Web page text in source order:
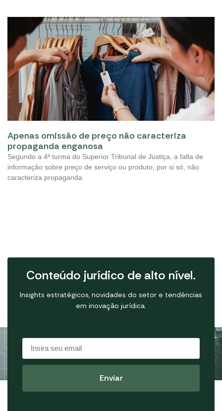
Apenas omissão de preço não caracteriza
propaganda enganosa
Segundo a 4ª turma do Superior Tribunal de Justiça, a falta de
informação sobre preço de serviço ou produto, por si só, não
caracteriza propaganda
Conteúdo jurídico de alto nível.
Insights estratégicos, novidades do setor e tendências
em inovação jurídica.